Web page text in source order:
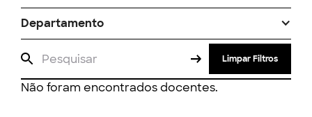
Departamento
Limpar Filtros
Não foram encontrados docentes.